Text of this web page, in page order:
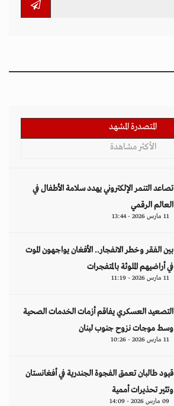
المتصدرة المشهد
الأكثر مشاهدة
تصاعد التنمر الإلكتروني يهدد سلامة الأطفال في
العالم الرقمي
11 مارس 2026 - 13:44
بين الفقر وخطر الانفجار.. الأفغان يواجهون الموت
في أراضيهم الملوثة بالمتفجرات
11 مارس 2026 - 11:19
التصعيد العسكري يفاقم أزمات الخدمات الصحية
وسط موجات نزوح جنوب لبنان
11 مارس 2026 - 10:26
قيود طالبان تعمق الفجوة الجندرية في أفغانستان
وتثير تحذيرات أممية
09 مارس 2026 - 14:09